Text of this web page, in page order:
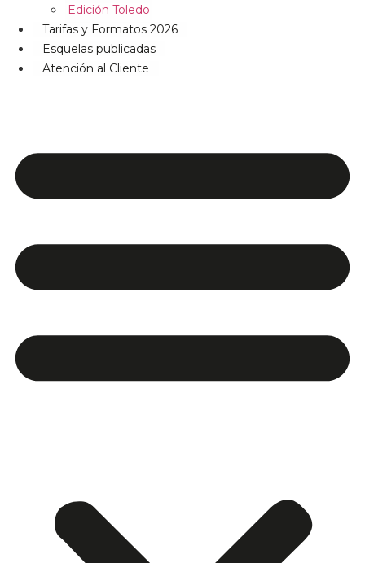
Edición Toledo
Tarifas y Formatos 2026
Esquelas publicadas
Atención al Cliente